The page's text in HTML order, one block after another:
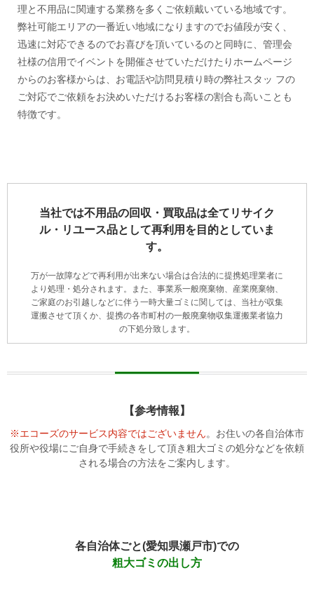
理と不用品に関連する業務を多くご依頼戴いている地域です。
弊社可能エリアの一番近い地域になりますのでお値段が安く、
迅速に対応できるのでお喜びを頂いているのと同時に、管理会
社様の信用でイベントを開催させていただけたりホームページ
からのお客様からは、お電話や訪問見積り時の弊社スタッ フの
ご対応でご依頼をお決めいただけるお客様の割合も高いことも
特徴です。
当社では不用品の回収・買取品は全てリサイク
ル・リユース品として再利用を目的としていま
す。
万が一故障などで再利用が出来ない場合は合法的に提携処理業者に
より処理・処分されます。また、事業系一般廃棄物、産業廃棄物、
ご家庭のお引越しなどに伴う一時大量ゴミに関しては、当社が収集
運搬させて頂くか、提携の各市町村の一般廃棄物収集運搬業者協力
の下処分致します。
【参考情報】
※エコーズのサービス内容ではございません。お住いの各自治体市
役所や役場にご自身で手続きをして頂き粗大ゴミの処分などを依頼
される場合の方法をご案内します。
各自治体ごと(愛知県瀬戸市)での
粗大ゴミの出し方